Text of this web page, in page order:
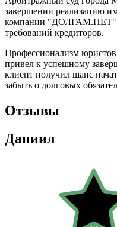
завершении реализацию
компании "ДОЛГАМ.НЕТ"
требований кредиторов.
Профессионализм
привел к успешному
клиент получил шанс
забыть о долговых
Отзывы
Даниил